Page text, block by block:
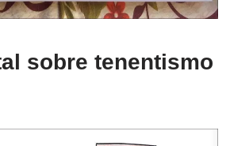
sobre tenentismo